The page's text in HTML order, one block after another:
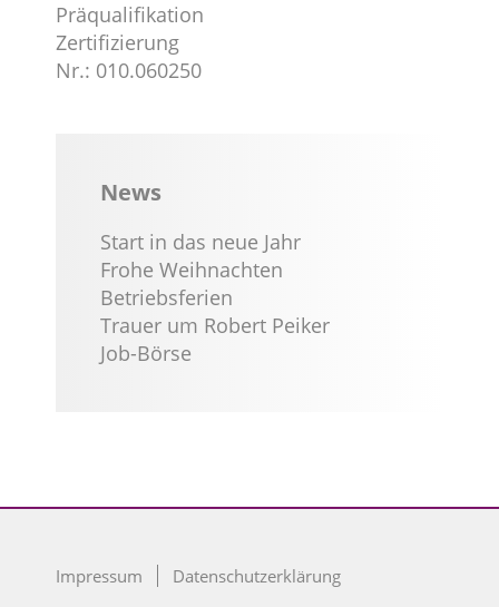
Präqualifikation
Zertifizierung
Nr.: 010.060250
News
Start in das neue Jahr
Frohe Weihnachten
Betriebsferien
Trauer um Robert Peiker
Job-Börse
Impressum Datenschutzerklärung